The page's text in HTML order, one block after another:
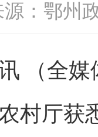
：鄂州
全媒
村厅获